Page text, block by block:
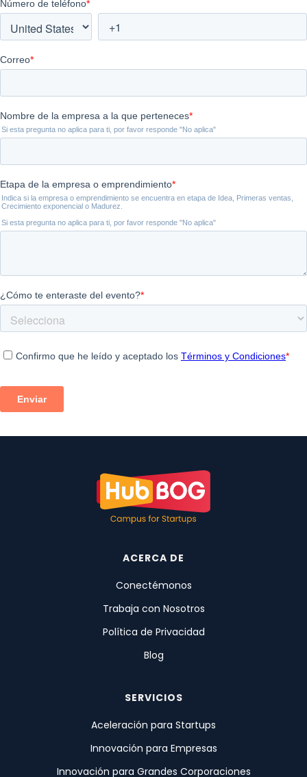
ACERCA DE
Conectémonos
Trabaja con Nosotros
Política de Privacidad
Blog
SERVICIOS
Aceleración para Startups
Innovación para Empresas
Innovación para Grandes Corporaciones